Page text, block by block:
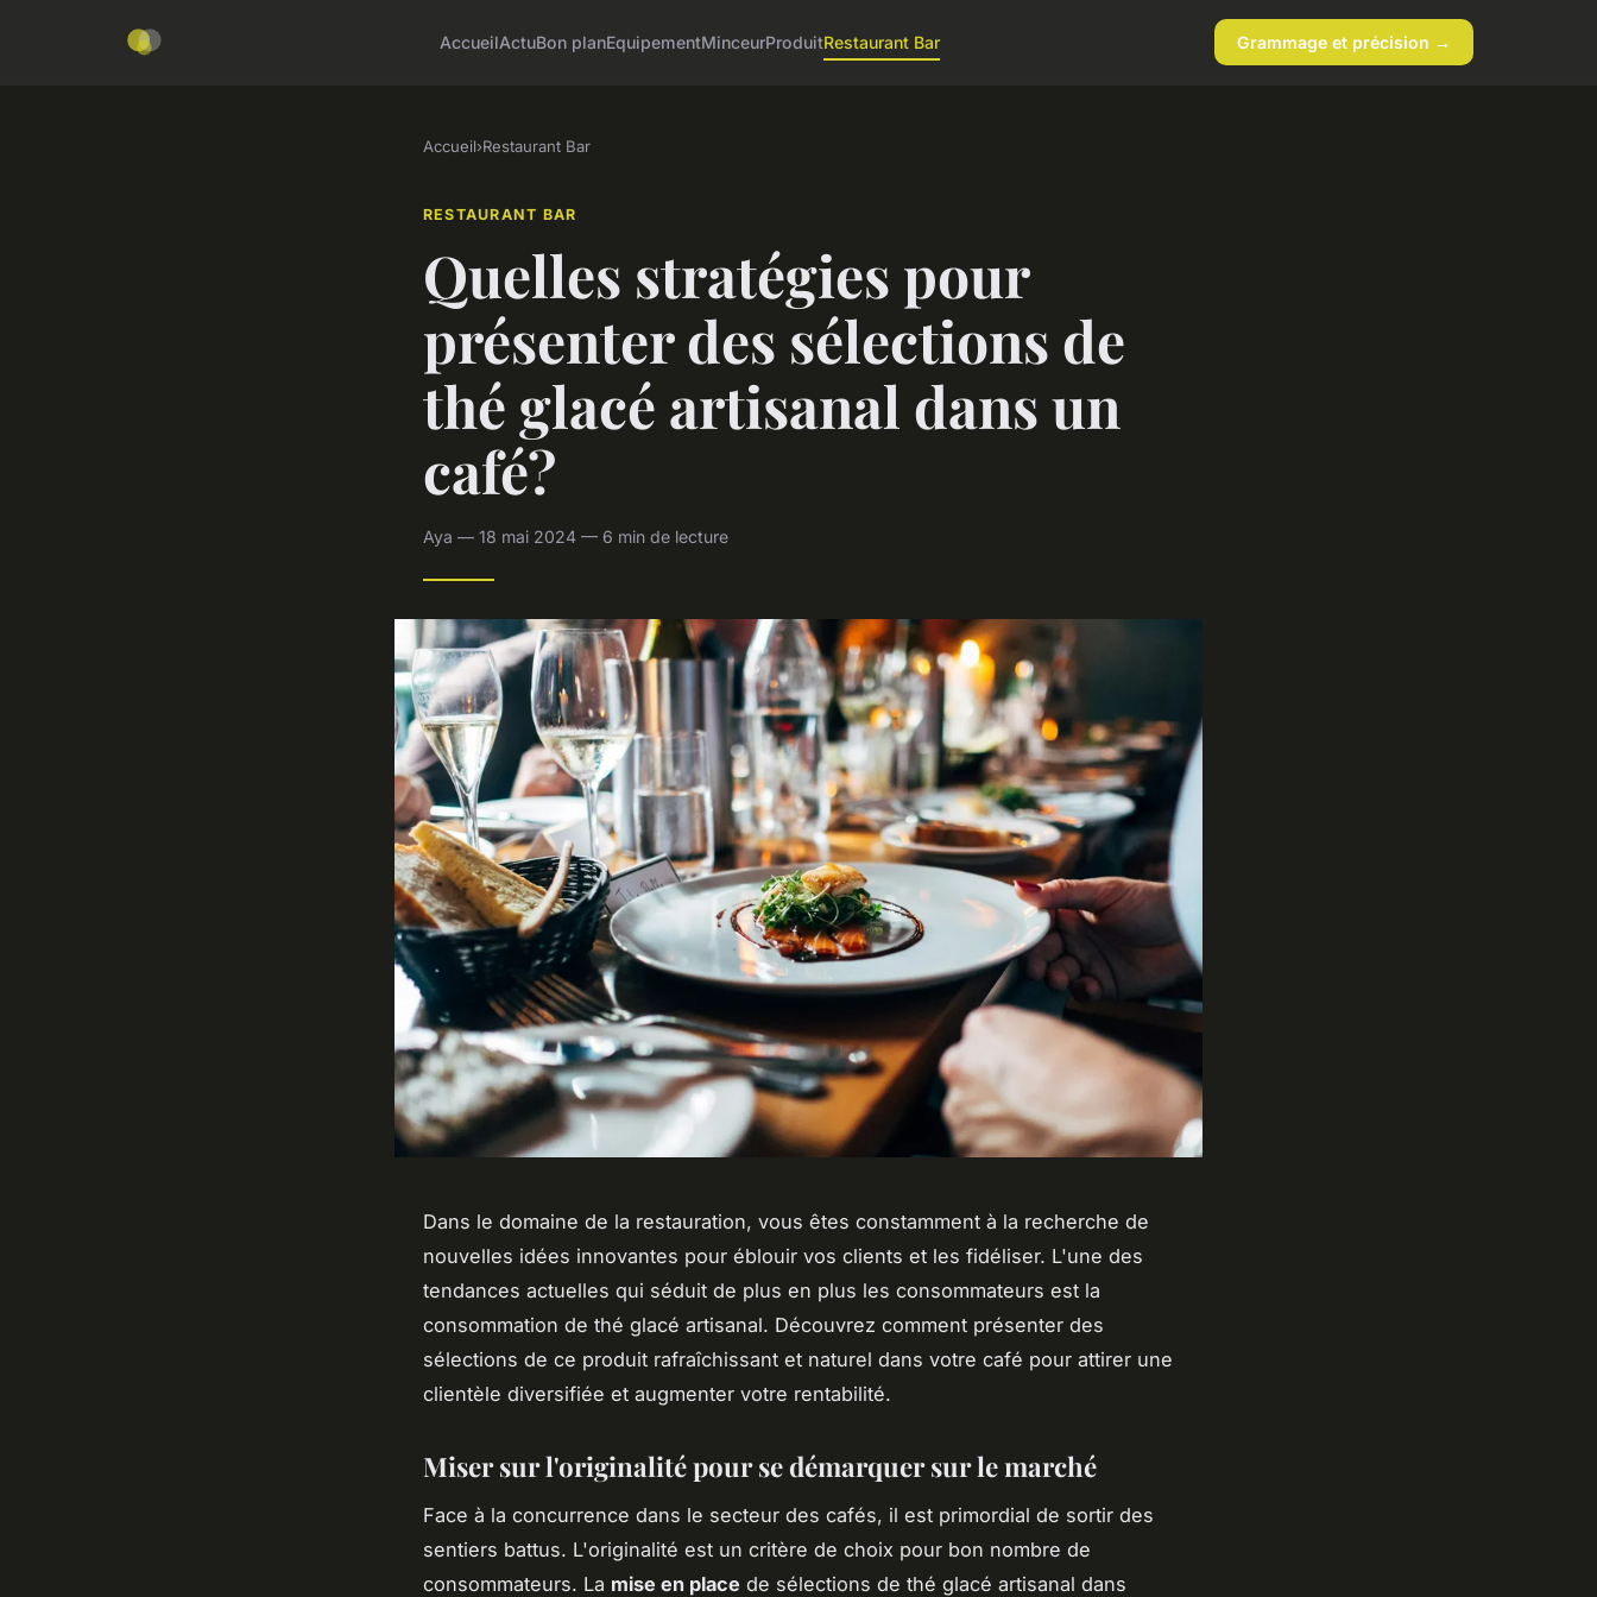
AccueilActuBon planEquipementMinceurProduitRestaurant Bar Grammage et précision →
Accueil›Restaurant Bar
RESTAURANT BAR
Quelles stratégies pour
présenter des sélections de
thé glacé artisanal dans un
café?
Aya — 18 mai 2024 — 6 min de lecture
Dans le domaine de la restauration, vous êtes constamment à la recherche de
nouvelles idées innovantes pour éblouir vos clients et les fidéliser. L'une des
tendances actuelles qui séduit de plus en plus les consommateurs est la
consommation de thé glacé artisanal. Découvrez comment présenter des
sélections de ce produit rafraîchissant et naturel dans votre café pour attirer une
clientèle diversifiée et augmenter votre rentabilité.
Miser sur l'originalité pour se démarquer sur le marché
Face à la concurrence dans le secteur des cafés, il est primordial de sortir des
sentiers battus. L'originalité est un critère de choix pour bon nombre de
consommateurs. La mise en place de sélections de thé glacé artisanal dans